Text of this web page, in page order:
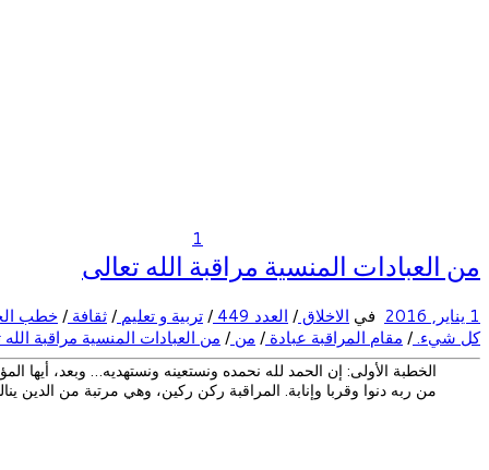
1
الخطبة الأولى: إن الحمد لله نحمده ونستعينه ونستهديه… وبعد، أيها
من ربه دنوا وقربا وإنابة. المراقبة ركن ركين، وهي مرتبة من الدين
من العبادات المنسية مراقبة الله تعالى
1 يناير, 2016 في الاخلاق/ العدد 449 /تربية و تعليم /ثقافة /خطب
كل شيء./ مقام المراقبة عبادة / من / من العبادات المنسية مراقبة الله